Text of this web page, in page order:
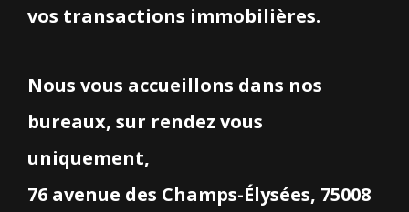
vos transactions immobilières.
Nous vous accueillons dans nos
bureaux, sur rendez vous
uniquement,
76 avenue des Champs-Élysées, 75008